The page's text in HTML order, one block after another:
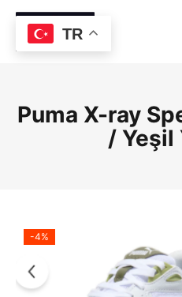
Puma X-ray
/ Yeşil
-4%
TR